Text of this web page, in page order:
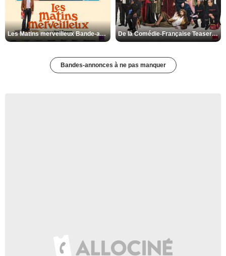
Les Matins merveilleux Bande-annonce VF De la Comédie-Française Teaser VF
Bandes-annonces à ne pas manquer